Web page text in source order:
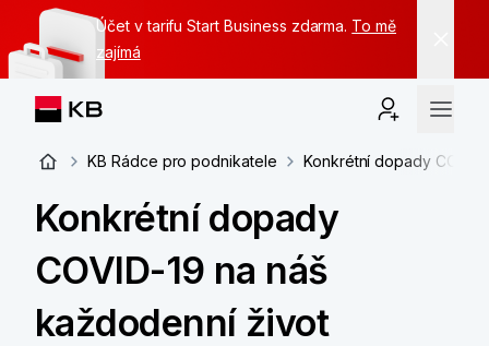
Účet v tarifu Start Business zdarma. To mě
zajímá
KB Rádce pro podnikatele Konkrétní dopady
Konkrétní dopady
COVID-19 na náš
každodenní život